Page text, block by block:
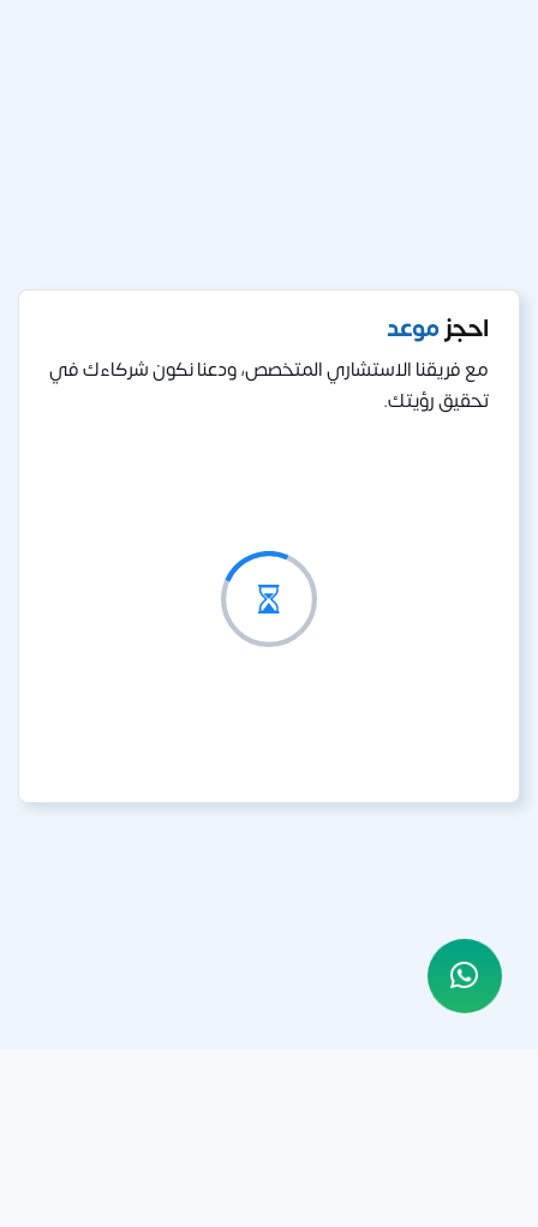
احجزموعد
مع فريقنا الاستشاري المتخصص، ودعنا نكون شركاءك في
تحقيق رؤيتك.